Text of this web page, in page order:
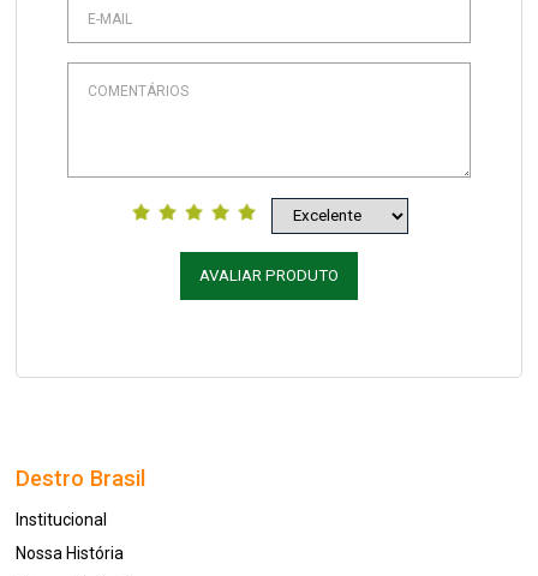
AVALIAR PRODUTO
Destro Brasil
Institucional
Nossa História